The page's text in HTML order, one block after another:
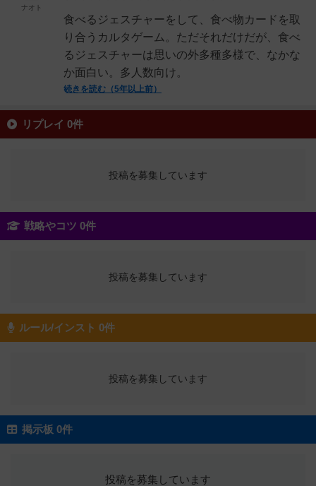
食べるジェスチャーをして、食べ物カードを取
り合うカルタゲーム。ただそれだけだが、食べ
るジェスチャーは思いの外多種多様で、なかな
か面白い。多人数向け。
続きを読む（5年以上前）
ナオト
リプレイ 0件
投稿を募集しています
戦略やコツ 0件
投稿を募集しています
ルール/インスト 0件
投稿を募集しています
掲示板 0件
投稿を募集しています